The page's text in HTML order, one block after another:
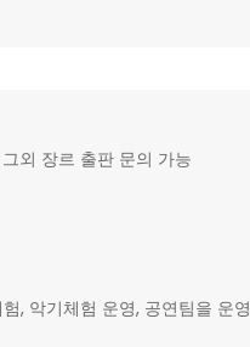
외 장르 출판 문의 가능
, 악기체험 운영, 공연팀을 운영